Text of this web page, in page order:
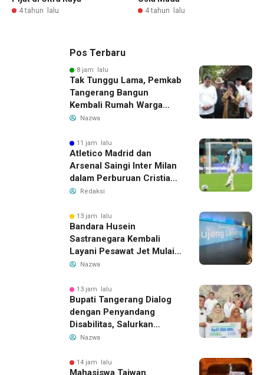
4 tahun lalu 4 tahun lalu
Pos Terbaru
8 jam lalu
Tak Tunggu Lama, Pemkab
Tangerang Bangun
Kembali Rumah Warga
yang Roboh Akibat Puting
Nazwa
11 jam lalu
Atletico Madrid dan
Arsenal Saingi Inter Milan
dalam Perburuan Cristian
Romero, Transfer Bek
Redaksi
13 jam lalu
Bandara Husein
Sastranegara Kembali
Layani Pesawat Jet Mulai
14 Agustus 2026, Garuda
Bandung-Denpasar
Nazwa
13 jam lalu
Bupati Tangerang Dialog
dengan Penyandang
Disabilitas, Salurkan
Bantuan dan Tampung
Nazwa
14 jam lalu
Mahasiswa Taiwan